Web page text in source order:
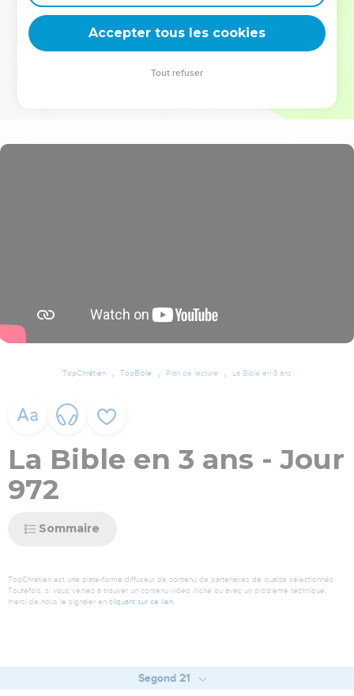
deviennent vos tremplins. Que vous guidiez un ministère, une
équipe, un groupe ou une famille, leur expérience est faite
TopChrétien TopBible Plan de lecture La Bible en 3 ans
La Bible en 3 ans - Jour
972
Sommaire
TopChrétien est une plate-forme diffuseur de contenu de partenaires de qualité sélectionnés.
Toutefois, si vous veniez à trouver un contenu vidéo illicite ou avec un problème technique,
merci de nous le signaler en cliquant sur ce lien
Segond 21
Accepter tous les cookies
Tout refuser